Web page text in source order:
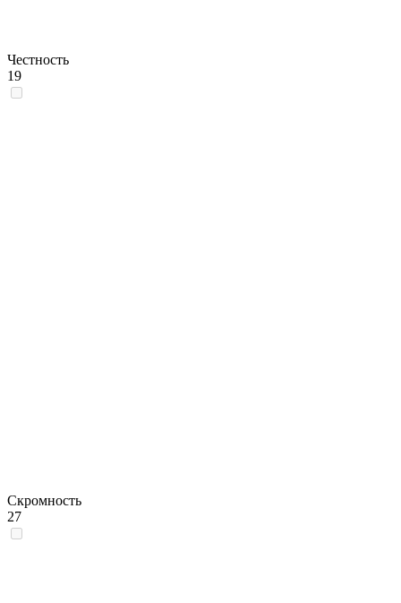
Честность
19
Скромность
27